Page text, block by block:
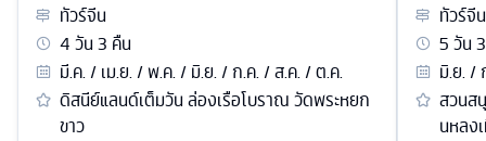
ทัวร์จีน
4วัน3 คืน
มี.ค. / เม.ย. / พ.ค. / มิ.ย. / ก.ค. / ส.ค. / ต.ค.
ดิสนีย์แลนด์เต็มวัน ล่องเรือโบราณ วัดพระหยก
ขาว
ทัวร์จีน
5วัน3
มิ.ย. /
สวนส
นหลง